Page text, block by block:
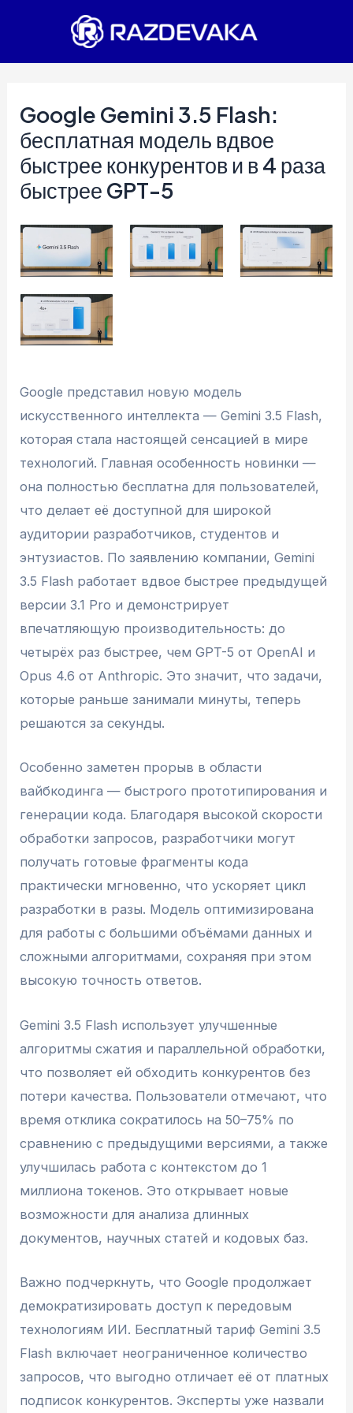
Google Gemini 3.5 Flash:
бесплатная модель вдвое
быстрее конкурентов и в 4 раза
быстрее GPT-5
Google представил новую модель
искусственного интеллекта — Gemini 3.5 Flash,
которая стала настоящей сенсацией в мире
технологий. Главная особенность новинки —
она полностью бесплатна для пользователей,
что делает её доступной для широкой
аудитории разработчиков, студентов и
энтузиастов. По заявлению компании, Gemini
3.5 Flash работает вдвое быстрее предыдущей
версии 3.1 Pro и демонстрирует
впечатляющую производительность: до
четырёх раз быстрее, чем GPT-5 от OpenAI и
Opus 4.6 от Anthropic. Это значит, что задачи,
которые раньше занимали минуты, теперь
решаются за секунды.
Особенно заметен прорыв в области
вайбкодинга — быстрого прототипирования и
генерации кода. Благодаря высокой скорости
обработки запросов, разработчики могут
получать готовые фрагменты кода
практически мгновенно, что ускоряет цикл
разработки в разы. Модель оптимизирована
для работы с большими объёмами данных и
сложными алгоритмами, сохраняя при этом
высокую точность ответов.
Gemini 3.5 Flash использует улучшенные
алгоритмы сжатия и параллельной обработки,
что позволяет ей обходить конкурентов без
потери качества. Пользователи отмечают, что
время отклика сократилось на 50–75% по
сравнению с предыдущими версиями, а также
улучшилась работа с контекстом до 1
миллиона токенов. Это открывает новые
возможности для анализа длинных
документов, научных статей и кодовых баз.
Важно подчеркнуть, что Google продолжает
демократизировать доступ к передовым
технологиям ИИ. Бесплатный тариф Gemini 3.5
Flash включает неограниченное количество
запросов, что выгодно отличает её от платных
подписок конкурентов. Эксперты уже назвали